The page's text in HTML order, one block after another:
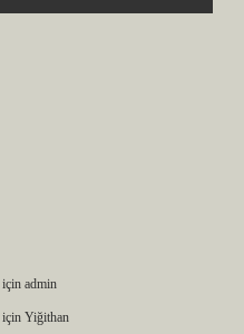
için admin
için Yiğithan